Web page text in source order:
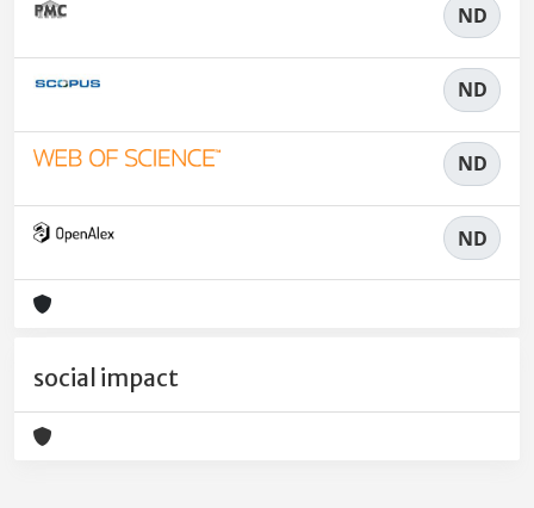
ND
ND
ND
ND
social impact